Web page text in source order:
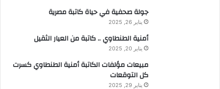
جولة صحفية في حياة كاتبة مصرية
يناير 26, 2025
أمنية الطنطاوي .. كاتبة من العيار الثقيل
يناير 20, 2025
مبيعات مؤلفات الكاتبة أمنية الطنطاوي كسرت
كل التوقعات
يناير 29, 2025